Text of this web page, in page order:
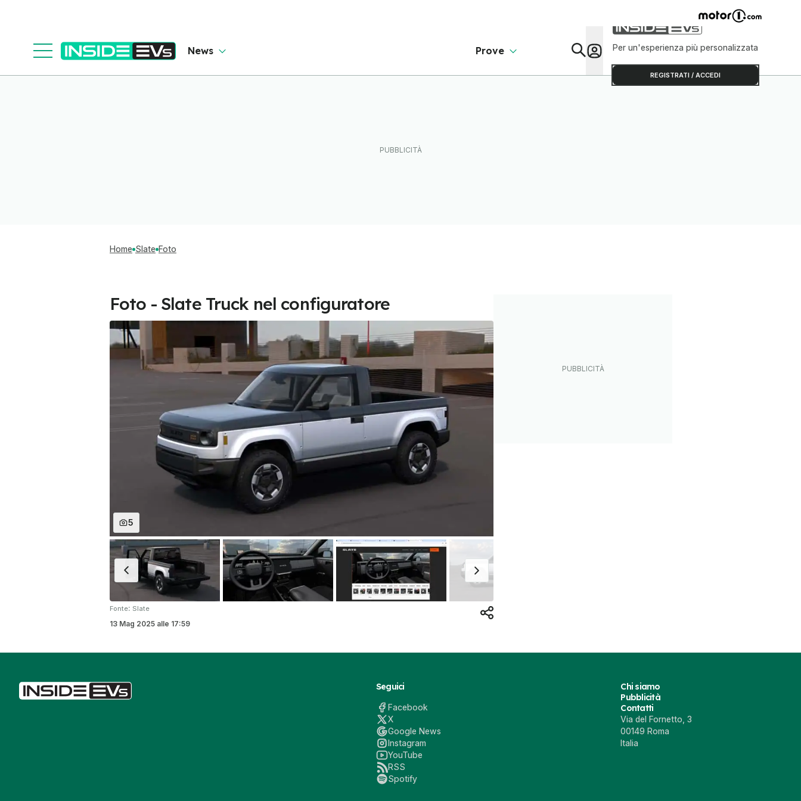
News Prove Per un'esperienza più personalizzata
REGISTRATI / ACCEDI
Home Slate Foto
Foto - Slate Truck nel configuratore
5
Fonte: Slate
13 Mag 2025 alle 17:59
Seguici
Facebook
X
Google News
Instagram
YouTube
RSS
Spotify
Chi siamo
Pubblicità
Contatti
Via del Fornetto, 3
00149 Roma
Italia